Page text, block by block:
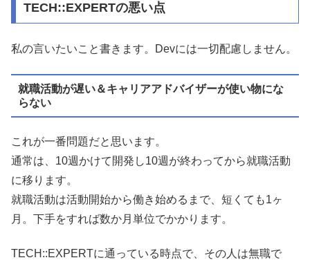
TECH::EXPERTの悪い点
私の言いたいこと書きます。Devには一切配慮しません。
就職活動が遅い＆キャリアアドバイザーが使い物にな
らない
これが一番問題だと思います。
通常は、10週かけて開発し10週が終わってから就職活動
に移ります。
就職活動は活動開始から働き始めるまで、短くても1ヶ
月。下手をすれば数か月単位でかかります。
TECH::EXPERTに通っている時点で、その人は無職で